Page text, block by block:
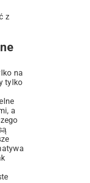
z
na
tylko
a